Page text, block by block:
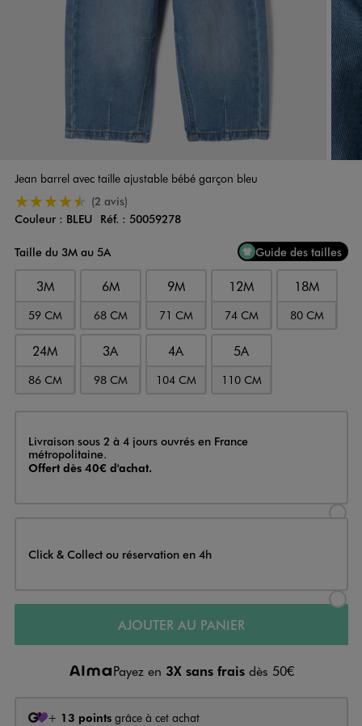
Jean barrel avec taille ajustable bébé garçon bleu
4.5/5 de moyenne
(2 avis)
Couleur
Couleur : BLEU Réf. : 50059278
Taille du 3M au 5A
Guide des tailles
3M
59 CM
6M
68 CM
9M
71 CM
12M
74 CM
18M
80 CM
24M
86 CM
3A
98 CM
4A
104 CM
5A
110 CM
Livraison
Livraison sous 2 à 4 jours ouvrés en France
métropolitaine.
Offert dès 40€ d'achat.
Click & Collect ou réservation en 4h
AJOUTER AU PANIER
Payez en 3X sans frais dès 50€
+ 13 points grâce à cet achat